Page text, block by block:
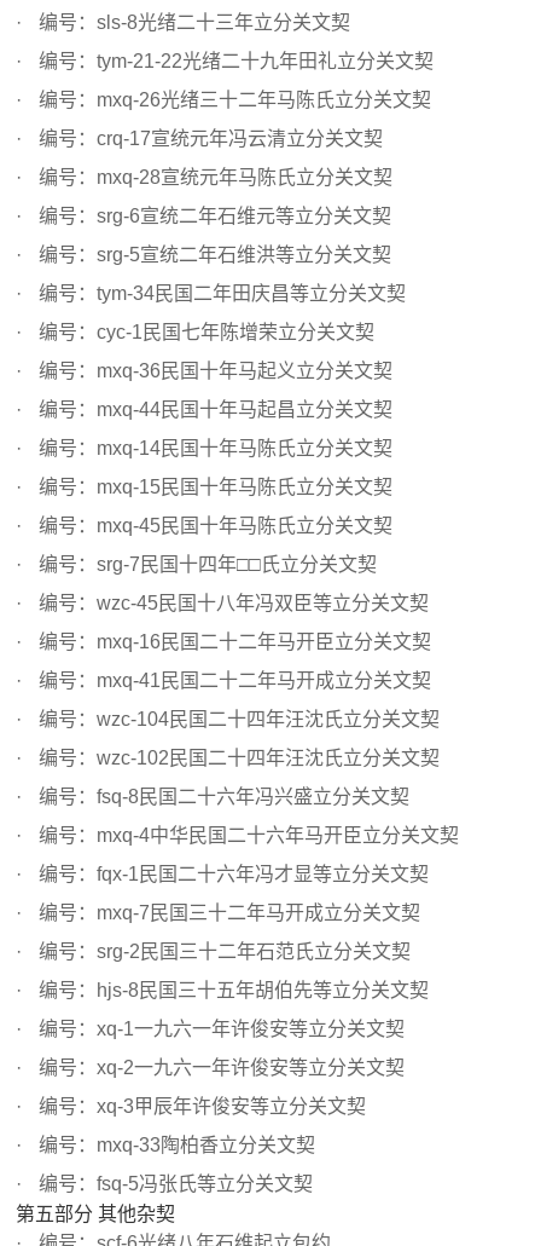
编号：sls-8光绪二十三年立分关文契
编号：tym-21-22光绪二十九年田礼立分关文契
编号：mxq-26光绪三十二年马陈氏立分关文契
编号：crq-17宣统元年冯云清立分关文契
编号：mxq-28宣统元年马陈氏立分关文契
编号：srg-6宣统二年石维元等立分关文契
编号：srg-5宣统二年石维洪等立分关文契
编号：tym-34民国二年田庆昌等立分关文契
编号：cyc-1民国七年陈增荣立分关文契
编号：mxq-36民国十年马起义立分关文契
编号：mxq-44民国十年马起昌立分关文契
编号：mxq-14民国十年马陈氏立分关文契
编号：mxq-15民国十年马陈氏立分关文契
编号：mxq-45民国十年马陈氏立分关文契
编号：srg-7民国十四年□□氏立分关文契
编号：wzc-45民国十八年冯双臣等立分关文契
编号：mxq-16民国二十二年马开臣立分关文契
编号：mxq-41民国二十二年马开成立分关文契
编号：wzc-104民国二十四年汪沈氏立分关文契
编号：wzc-102民国二十四年汪沈氏立分关文契
编号：fsq-8民国二十六年冯兴盛立分关文契
编号：mxq-4中华民国二十六年马开臣立分关文契
编号：fqx-1民国二十六年冯才显等立分关文契
编号：mxq-7民国三十二年马开成立分关文契
编号：srg-2民国三十二年石范氏立分关文契
编号：hjs-8民国三十五年胡伯先等立分关文契
编号：xq-1一九六一年许俊安等立分关文契
编号：xq-2一九六一年许俊安等立分关文契
编号：xq-3甲辰年许俊安等立分关文契
编号：mxq-33陶柏香立分关文契
编号：fsq-5冯张氏等立分关文契
第五部分 其他杂契